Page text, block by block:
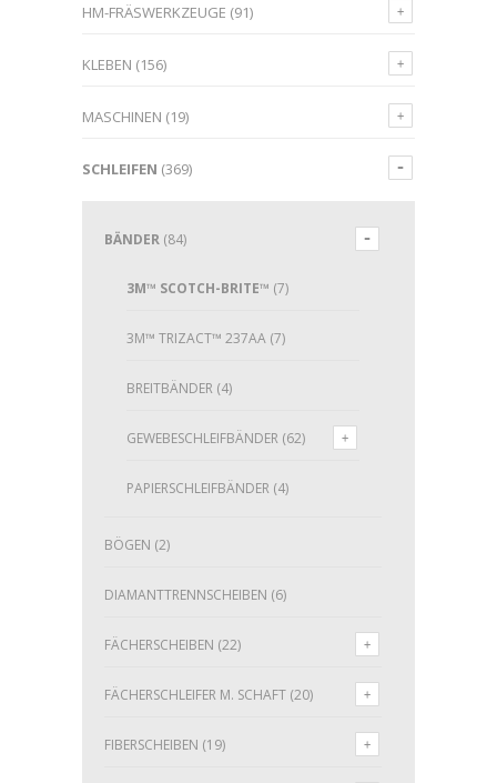
HM-FRÄSWERKZEUGE (91)
KLEBEN (156)
MASCHINEN (19)
SCHLEIFEN (369)
BÄNDER (84)
3M™ SCOTCH-BRITE™ (7)
3M™ TRIZACT™ 237AA (7)
BREITBÄNDER (4)
GEWEBESCHLEIFBÄNDER (62)
PAPIERSCHLEIFBÄNDER (4)
BÖGEN (2)
DIAMANTTRENNSCHEIBEN (6)
FÄCHERSCHEIBEN (22)
FÄCHERSCHLEIFER M. SCHAFT (20)
FIBERSCHEIBEN (19)